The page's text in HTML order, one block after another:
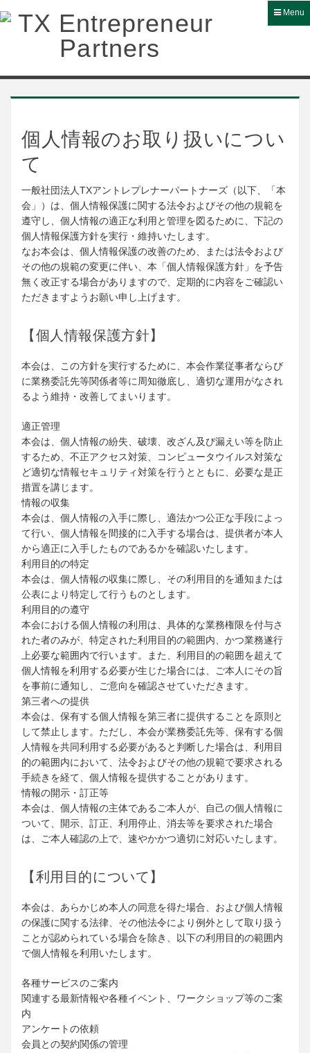
Menu
個人情報のお取り扱いについ
て
一般社団法人TXアントレプレナーパートナーズ（以下、「本
会」）は、個人情報保護に関する法令およびその他の規範を
遵守し、個人情報の適正な利用と管理を図るために、下記の
個人情報保護方針を実行・維持いたします。
なお本会は、個人情報保護の改善のため、または法令および
その他の規範の変更に伴い、本「個人情報保護方針」を予告
無く改正する場合がありますので、定期的に内容をご確認い
ただきますようお願い申し上げます。
【個人情報保護方針】
本会は、この方針を実行するために、本会作業従事者ならび
に業務委託先等関係者等に周知徹底し、適切な運用がなされ
るよう維持・改善してまいります。
適正管理
本会は、個人情報の紛失、破壊、改ざん及び漏えい等を防止
するため、不正アクセス対策、コンピュータウイルス対策な
ど適切な情報セキュリティ対策を行うとともに、必要な是正
措置を講じます。
情報の収集
本会は、個人情報の入手に際し、適法かつ公正な手段によっ
て行い、個人情報を間接的に入手する場合は、提供者が本人
から適正に入手したものであるかを確認いたします。
利用目的の特定
本会は、個人情報の収集に際し、その利用目的を通知または
公表により特定して行うものとします。
利用目的の遵守
本会における個人情報の利用は、具体的な業務権限を付与さ
れた者のみが、特定された利用目的の範囲内、かつ業務遂行
上必要な範囲内で行います。また、利用目的の範囲を超えて
個人情報を利用する必要が生じた場合には、ご本人にその旨
を事前に通知し、ご意向を確認させていただきます。
第三者への提供
本会は、保有する個人情報を第三者に提供することを原則と
して禁止します。ただし、本会が業務委託先等、保有する個
人情報を共同利用する必要があると判断した場合は、利用目
的の範囲内において、法令およびその他の規範で要求される
手続きを経て、個人情報を提供することがあります。
情報の開示・訂正等
本会は、個人情報の主体であるご本人が、自己の個人情報に
ついて、開示、訂正、利用停止、消去等を要求された場合
は、ご本人確認の上で、速やかかつ適切に対応いたします。
【利用目的について】
本会は、あらかじめ本人の同意を得た場合、および個人情報
の保護に関する法律、その他法令により例外として取り扱う
ことが認められている場合を除き、以下の利用目的の範囲内
で個人情報を利用いたします。
各種サービスのご案内
関連する最新情報や各種イベント、ワークショップ等のご案
内
アンケートの依頼
会員との契約関係の管理